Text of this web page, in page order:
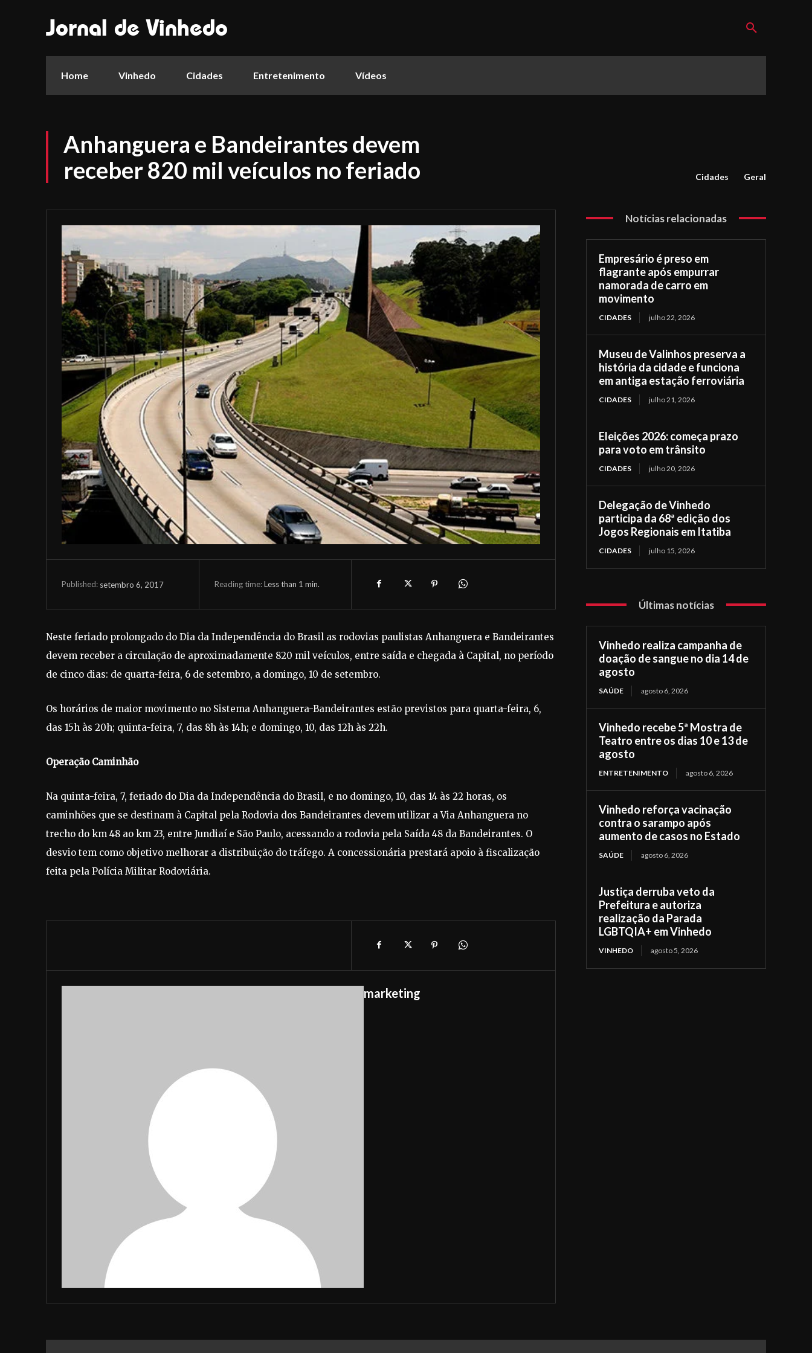
Jornal de Vinhedo
Home Vinhedo Cidades Entretenimento Vídeos
Anhanguera e Bandeirantes devem
receber 820 mil veículos no feriado
Cidades Geral
Published: setembro 6, 2017 Reading time:Less than 1 min.
Neste feriado prolongado do Dia da Independência do Brasil as rodovias paulistas Anhanguera e Bandeirantes
devem receber a circulação de aproximadamente 820 mil veículos, entre saída e chegada à Capital, no período
de cinco dias: de quarta-feira, 6 de setembro, a domingo, 10 de setembro.
Os horários de maior movimento no Sistema Anhanguera-Bandeirantes estão previstos para quarta-feira, 6,
das 15h às 20h; quinta-feira, 7, das 8h às 14h; e domingo, 10, das 12h às 22h.
Operação Caminhão
Na quinta-feira, 7, feriado do Dia da Independência do Brasil, e no domingo, 10, das 14 às 22 horas, os
caminhões que se destinam à Capital pela Rodovia dos Bandeirantes devem utilizar a Via Anhanguera no
trecho do km 48 ao km 23, entre Jundiaí e São Paulo, acessando a rodovia pela Saída 48 da Bandeirantes. O
desvio tem como objetivo melhorar a distribuição do tráfego. A concessionária prestará apoio à fiscalização
feita pela Polícia Militar Rodoviária.
marketing
Notícias relacionadas
Empresário é preso em
flagrante após empurrar
namorada de carro em
movimento
CIDADES julho 22, 2026
Museu de Valinhos preserva a
história da cidade e funciona
em antiga estação ferroviária
CIDADES julho 21, 2026
Eleições 2026: começa prazo
para voto em trânsito
CIDADES julho 20, 2026
Delegação de Vinhedo
participa da 68ª edição dos
Jogos Regionais em Itatiba
CIDADES julho 15, 2026
Últimas notícias
Vinhedo realiza campanha de
doação de sangue no dia 14 de
agosto
SAÚDE agosto 6, 2026
Vinhedo recebe 5ª Mostra de
Teatro entre os dias 10 e 13 de
agosto
ENTRETENIMENTO agosto 6, 2026
Vinhedo reforça vacinação
contra o sarampo após
aumento de casos no Estado
SAÚDE agosto 6, 2026
Justiça derruba veto da
Prefeitura e autoriza
realização da Parada
LGBTQIA+ em Vinhedo
VINHEDO agosto 5, 2026